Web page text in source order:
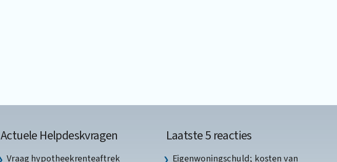
Actuele Helpdeskvragen
Vraag hypotheekrenteaftrek
Laatste 5 reacties
Eigenwoningschuld; kosten van